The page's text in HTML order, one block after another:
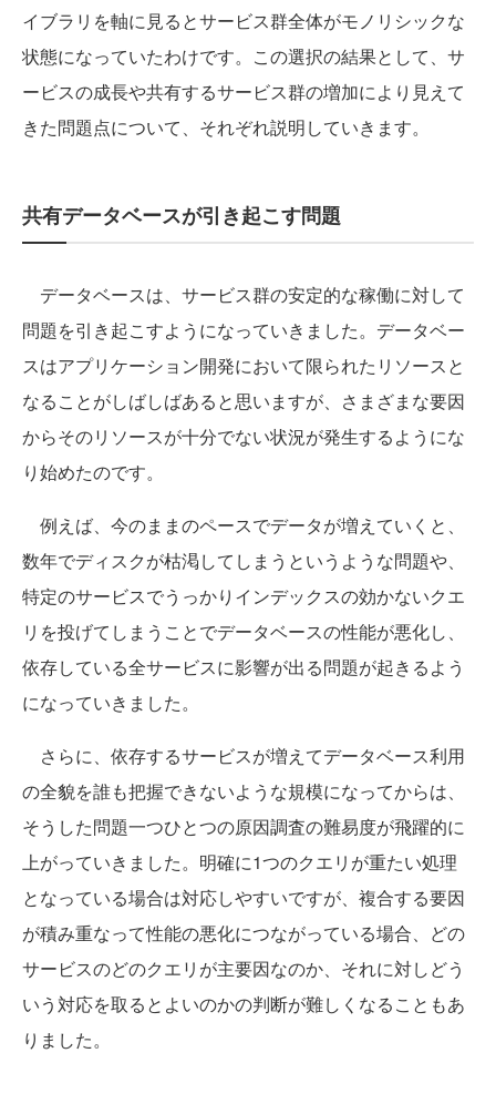
イブラリを軸に見るとサービス群全体がモノリシックな
状態になっていたわけです。この選択の結果として、サ
ービスの成長や共有するサービス群の増加により見えて
きた問題点について、それぞれ説明していきます。
共有データベースが引き起こす問題
データベースは、サービス群の安定的な稼働に対して
問題を引き起こすようになっていきました。データベー
スはアプリケーション開発において限られたリソースと
なることがしばしばあると思いますが、さまざまな要因
からそのリソースが十分でない状況が発生するようにな
り始めたのです。
例えば、今のままのペースでデータが増えていくと、
数年でディスクが枯渇してしまうというような問題や、
特定のサービスでうっかりインデックスの効かないクエ
リを投げてしまうことでデータベースの性能が悪化し、
依存している全サービスに影響が出る問題が起きるよう
になっていきました。
さらに、依存するサービスが増えてデータベース利用
の全貌を誰も把握できないような規模になってからは、
そうした問題一つひとつの原因調査の難易度が飛躍的に
上がっていきました。明確に1つのクエリが重たい処理
となっている場合は対応しやすいですが、複合する要因
が積み重なって性能の悪化につながっている場合、どの
サービスのどのクエリが主要因なのか、それに対しどう
いう対応を取るとよいのかの判断が難しくなることもあ
りました。